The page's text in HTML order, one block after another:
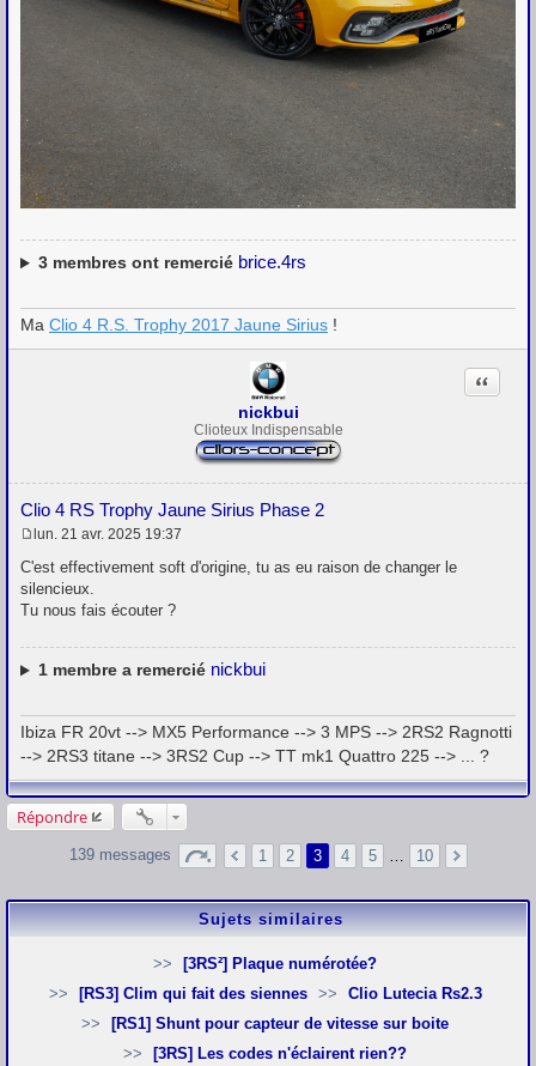
3membres ont remercié brice.4rs
Ma Clio 4 R.S. Trophy 2017 Jaune Sirius !
nickbui
Clioteux Indispensable
Clio 4 RS Trophy Jaune Sirius Phase 2
Citation
e
s
s
a
e
lun. 21 avr. 2025 19:37
C'est effectivement soft d'origine, tu as eu raison de changer le
silencieux.
Tu nous fais écouter ?
1membre a remercié nickbui
Ibiza FR 20vt --> MX5 Performance --> 3 MPS --> 2RS2 Ragnotti
--> 2RS3 titane --> 3RS2 Cup --> TT mk1 Quattro 225 --> ... ?
Répondre
139 messages 1 2 3 4 5 10
Sujets similaires
[3RS²] Plaque numérotée?
[RS3] Clim qui fait des siennes
Clio Lutecia Rs2.3
[RS1] Shunt pour capteur de vitesse sur boite
[3RS] Les codes n'éclairent rien??